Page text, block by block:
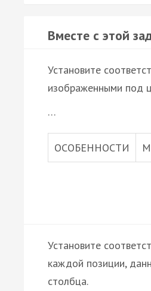
Вместе с этой
Установите
изображенными под
…
ОСОБЕННОСТИ
Установите
каждой позиции,
столбца.